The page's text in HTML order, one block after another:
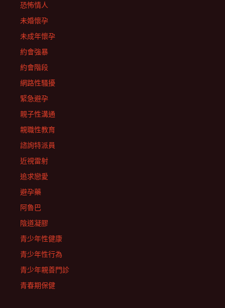
恐怖情人
未婚懷孕
未成年懷孕
約會強暴
約會階段
網路性騷擾
緊急避孕
親子性溝通
親職性教育
諮詢特派員
近視雷射
追求戀愛
避孕藥
阿魯巴
陰道凝膠
青少年性健康
青少年性行為
青少年親善門診
青春期保健